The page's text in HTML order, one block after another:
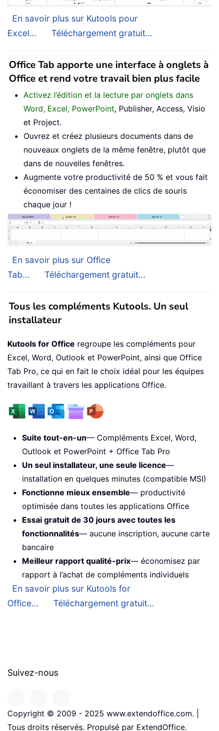
En savoir plus sur Kutools pour
Excel...
Téléchargement gratuit...
Office Tab apporte une interface à onglets à
Office et rend votre travail bien plus facile
Activez l’édition et la lecture par onglets dans
Word, Excel, PowerPoint, Publisher, Access, Visio
et Project.
Ouvrez et créez plusieurs documents dans de
nouveaux onglets de la même fenêtre, plutôt que
dans de nouvelles fenêtres.
Augmente votre productivité de 50 % et vous fait
économiser des centaines de clics de souris
chaque jour !
En savoir plus sur Office
Tab...
Téléchargement gratuit...
Tous les compléments Kutools. Un seul
installateur
Kutools for Office regroupe les compléments pour
Excel, Word, Outlook et PowerPoint, ainsi que Office
Tab Pro, ce qui en fait le choix idéal pour les équipes
travaillant à travers les applications Office.
Suite tout-en-un— Compléments Excel, Word,
Outlook et PowerPoint + Office Tab Pro
Un seul installateur, une seule licence—
installation en quelques minutes (compatible MSI)
Fonctionne mieux ensemble— productivité
optimisée dans toutes les applications Office
Essai gratuit de 30 jours avec toutes les
fonctionnalités— aucune inscription, aucune carte
bancaire
Meilleur rapport qualité-prix— économisez par
rapport à l’achat de compléments individuels
En savoir plus sur Kutools for
Office...
Téléchargement gratuit…
Suivez-nous
Copyright © 2009 - 2025 www.extendoffice.com. |
Tous droits réservés. Propulsé par ExtendOffice.